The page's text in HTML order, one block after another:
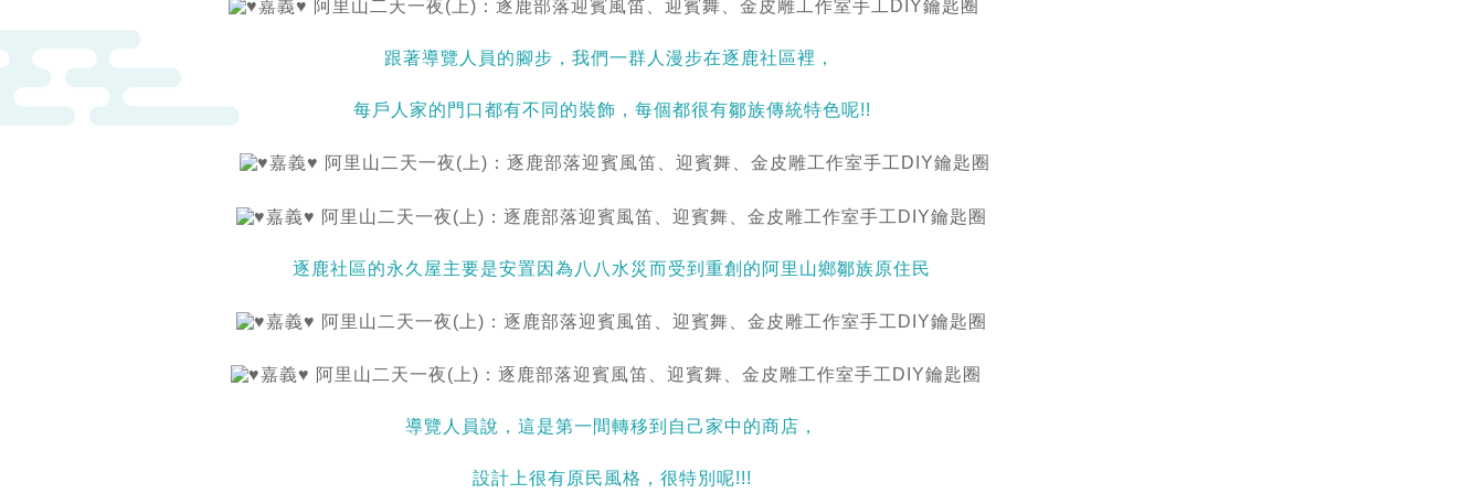
跟著導覽人員的腳步，我們一群人漫步在逐鹿社區裡，
每戶人家的門口都有不同的裝飾，每個都很有鄒族傳統特色呢!!
逐鹿社區的永久屋主要是安置因為八八水災而受到重創的阿里山鄉鄒族原住民
導覽人員說，這是第一間轉移到自己家中的商店，
設計上很有原民風格，很特別呢!!!